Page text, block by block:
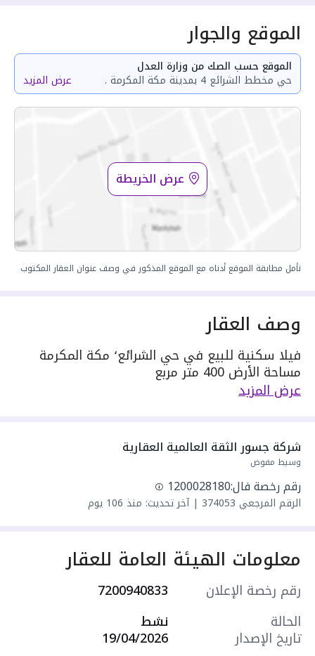
الموقع والجوار
الموقع حسب الصك من وزارة العدل
حي مخطط الشرائع 4 بمدينة مكة المكرمة . عرض المزيد
عرض الخريطة
نأمل مطابقة الموقع أدناه مع الموقع المذكور في وصف عنوان العقار المكتوب
وصف العقار
فيلا سكنية للبيع في حي الشرائع٬ مكة المكرمة
مساحة الأرض 400 متر مربع
مسطحات البناء 400 متر مربع
يحدها 1 شارع: جنوبية شرقية٬ بعرض 15 م
و 3 مجالس و 1 شقة
واصل كهرباء
واصل مياه
سنة البناء: 2026
مميزات العقار:
- مركز صحي
- مركز تجاري
- سطح
- موقف سيارة داخلي
- حوش
عرض المزيد
شركة جسور الثقة العالمية العقارية
وسيط مفوض
رقم رخصة فال:1200028180
الرقم المرجعي 374053
|آخر تحديث: منذ 106 يوم
معلومات الهيئة العامة للعقار
رقم رخصة الإعلان
7200940833
الحالة
نشط
تاريخ الإصدار 19/04/2026